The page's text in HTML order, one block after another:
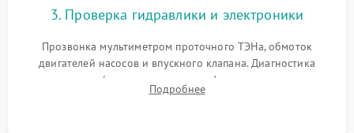
3. Проверка гидравлики и электроники
Прозвонка мультиметром проточного ТЭНа, обмоток
двигателей насосов и впускного клапана. Диагностика
прессостата (датчика уровня воды), датчика мутности,
концевика дверцы и электронного модуля управления.
Подробнее